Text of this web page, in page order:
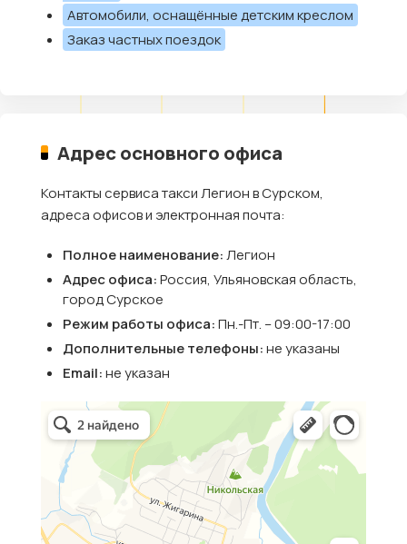
Автомобили, оснащённые детским креслом
Заказ частных поездок
Адрес основного офиса
Контакты сервиса такси Легион в Сурском,
адреса офисов и электронная почта:
Полное наименование:Легион
Адрес офиса:Россия, Ульяновская область,
город Сурское
Режим работы офиса:Пн.-Пт. – 09:00-17:00
Дополнительные телефоны:не указаны
Email:не указан